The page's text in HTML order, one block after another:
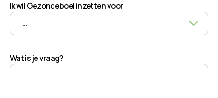
Ik wil Gezondeboel inzetten voor
Wat is je vraag?